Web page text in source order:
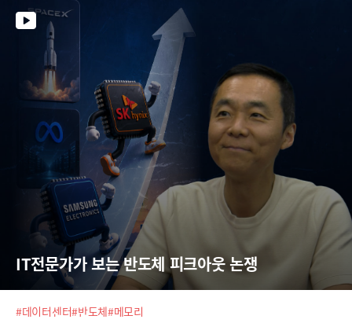
미래가 될 수밖에 없는지 이상기 DB하이텍 부사장에게 들어봅니다.
IT전문가가 보는 반도체 피크아웃 논쟁
#데이터센터#반도체#메모리